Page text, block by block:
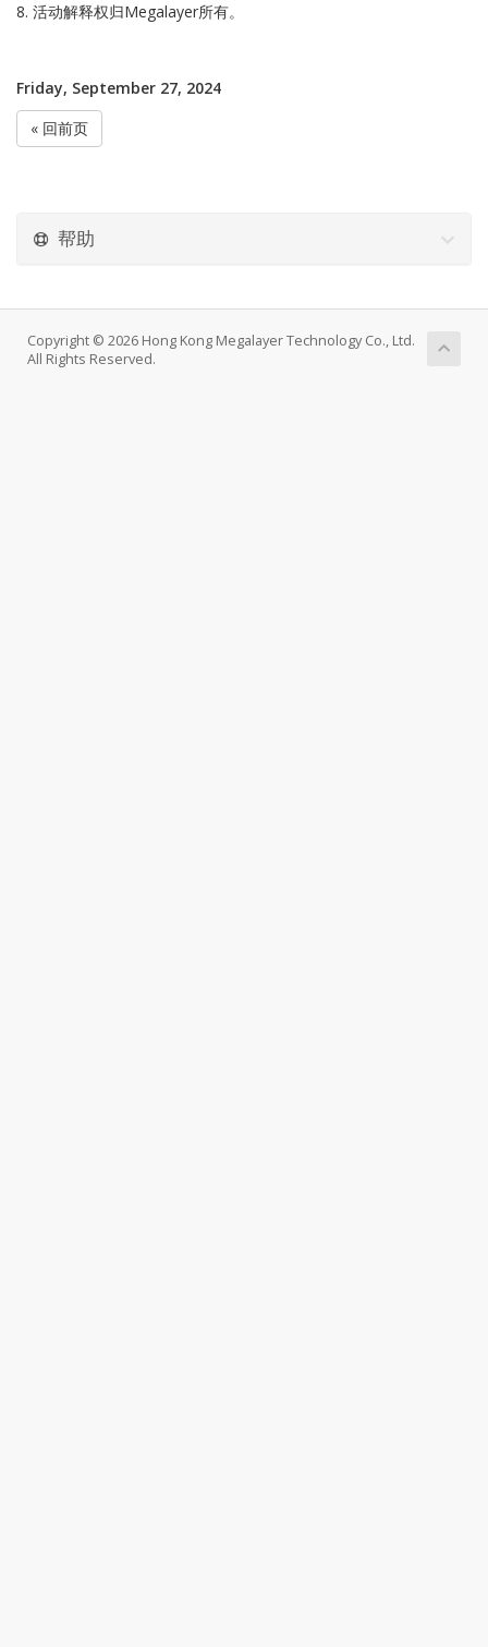
8. 活动解释权归Megalayer所有。
Friday, September 27, 2024
« 回前页
帮助
Copyright © 2026 Hong Kong Megalayer Technology Co., Ltd.
All Rights Reserved.